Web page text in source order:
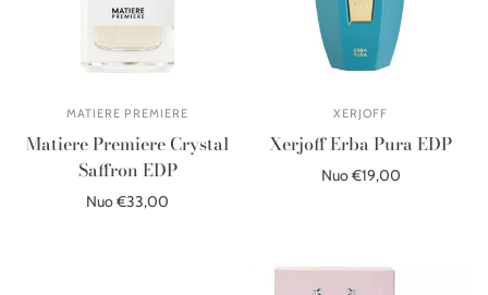
MATIERE PREMIERE
Matiere Premiere Crystal
Saffron EDP
Nuo €33,00
XERJOFF
Xerjoff Erba Pura EDP
Nuo €19,00